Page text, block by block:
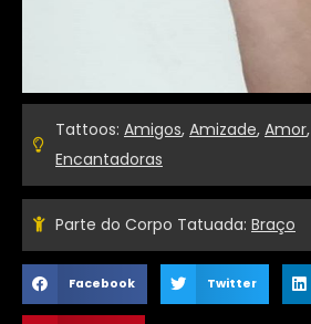
Tattoos: Amigos, Amizade, Amor,
Encantadoras
Parte do Corpo Tatuada: Braço
Facebook Twitter